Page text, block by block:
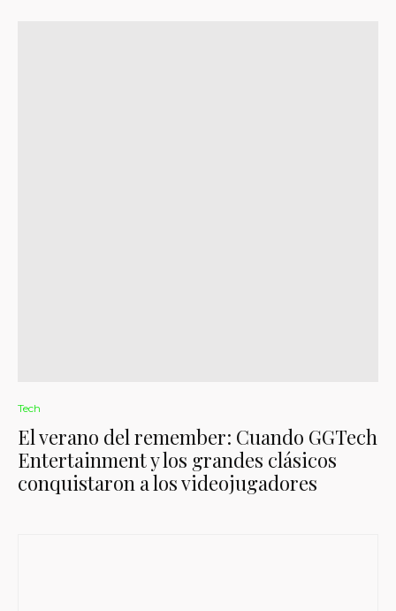
Tech
El verano del remember: Cuando GGTech
Entertainment y los grandes clásicos
conquistaron a los videojugadores